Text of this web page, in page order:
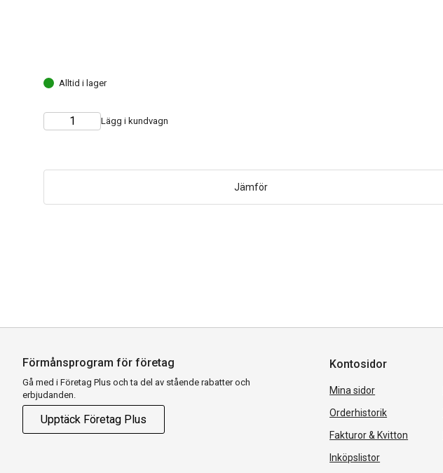
Alltid i lager
Choose
Quantity Lägg i kundvagn
Jämför
Förmånsprogram för företag
Gå med i Företag Plus och ta del av stående rabatter och
erbjudanden.
Upptäck Företag Plus
Kontosidor
Mina sidor
Orderhistorik
Fakturor & Kvitton
Inköpslistor